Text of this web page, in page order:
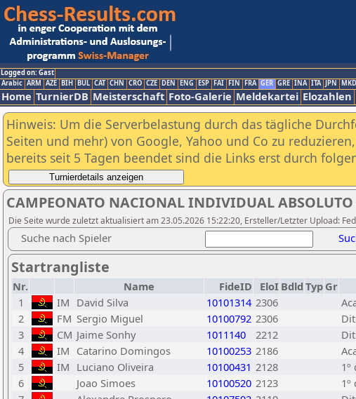
Logged on: Gast
Arabic ARM AZE BIH BUL CAT CHN CRO CZE DEN ENG ESP FAI FIN FRA GER GRE INA ITA JPN MKD
Home TurnierDB Meisterschaft Foto-Galerie Meldekartei Elozahlen
Hinweis: Um die Serverbelastung durch das tägliche
Seiten und mehr) von Google, Yahoo und Co zu
bereits seit 5 Tagen beendet sind die Links erst durch
CAMPEONATO NACIONAL INDIVIDUAL
Die Seite wurde zuletzt aktualisiert am 23.05.2026 15:22:20, Ersteller/Letzter Upload:
Suche nach Spieler
Startrangliste
Nr. Name FideID EloI Bdld Typ Gr
1
IM David Silva 10101314 2306
2
FM Sergio Miguel 10100792 2306
3
CM Jaime Sonhy 1011140 2212
4
IM Catarino Domingos 10100253 2186
5
IM Luciano Oliveira 10100431 2128
1º
6
Joao Simoes 10100520 2123
1º